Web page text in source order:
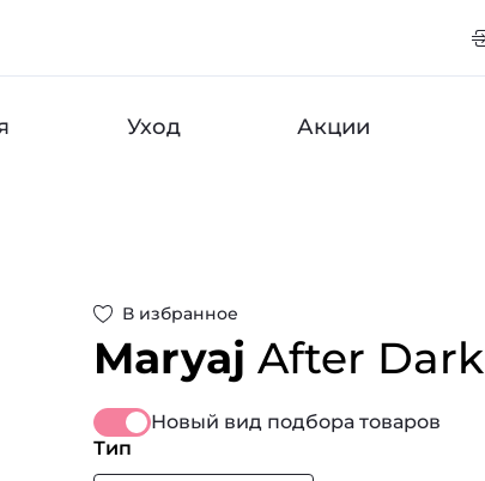
Уход Акции
В избранное
Maryaj After Dark
Новый вид подбора товаров
Тип